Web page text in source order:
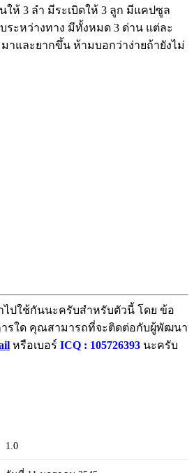
ให้ 3 ลำ มีระเบิดให้ 3 ลูก มีแคปซูล
ระหว่างทาง มีทั้งหมด 3 ด่าน แต่ละ
าและยากขึ้น ห้ามบอกว่าง่ายถ้ายังไม่
ไปใช้กันนะครับสำหรับตัวนี้ โดย ข้อ
ารใด คุณสามารถที่จะติดต่อกับผู้พัฒนา
หรือเบอร์ ICQ : 105726393 นะครับ
1.0